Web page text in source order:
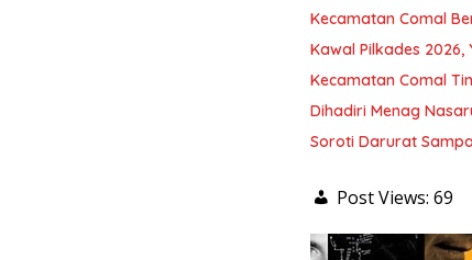
Kecamatan Comal
Kawal Pilkades
Kecamatan Comal
Dihadiri Menag
Soroti Darurat
Post Views: 69